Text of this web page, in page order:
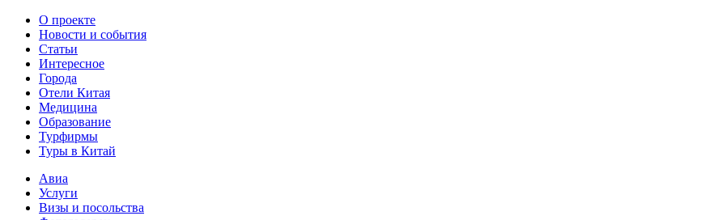
О проекте
Новости и события
Статьи
Интересное
Города
Отели Китая
Медицина
Образование
Турфирмы
Туры в Китай
Авиа
Услуги
Визы и посольства